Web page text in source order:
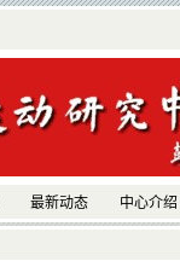
最新动态 中心介绍